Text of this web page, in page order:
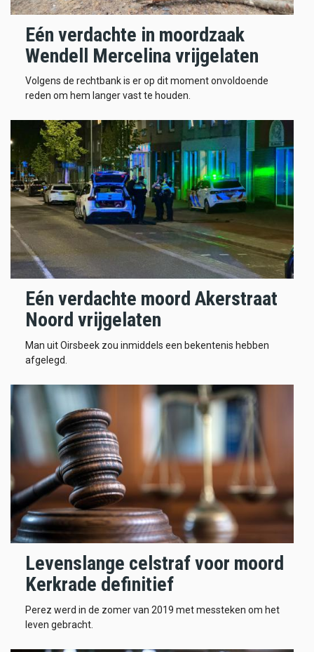
Eén verdachte in moordzaak
Wendell Mercelina vrijgelaten
Volgens de rechtbank is er op dit moment onvoldoende
reden om hem langer vast te houden.
Eén verdachte moord Akerstraat
Noord vrijgelaten
Man uit Oirsbeek zou inmiddels een bekentenis hebben
afgelegd.
Levenslange celstraf voor moord
Kerkrade definitief
Perez werd in de zomer van 2019 met messteken om het
leven gebracht.